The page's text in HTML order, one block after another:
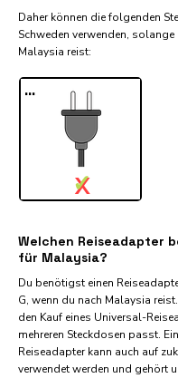
Daher können die folgenden
Schweden verwenden,
Malaysia reist:​
...
X
✓
Welchen Reiseadapter
für Malaysia?
Du benötigst einen
G, wenn du nach Malaysia
den Kauf eines Universal-
mehreren Steckdosen passt.
Reiseadapter kann auch auf
verwendet werden und gehört